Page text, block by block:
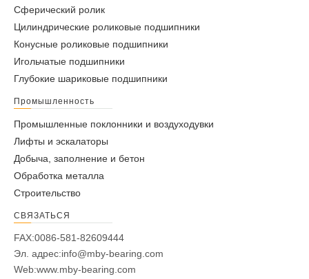
Сферический ролик
Цилиндрические роликовые подшипники
Конусные роликовые подшипники
Игольчатые подшипники
Глубокие шариковые подшипники
Промышленность
Промышленные поклонники и воздуходувки
Лифты и эскалаторы
Добыча, заполнение и бетон
Обработка металла
Строительство
СВЯЗАТЬСЯ
FAX:0086-581-82609444
Эл. адрес:info@mby-bearing.com
Web:www.mby-bearing.com